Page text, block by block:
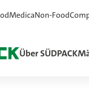
MedicaNon-Food
Über SÜDPACK